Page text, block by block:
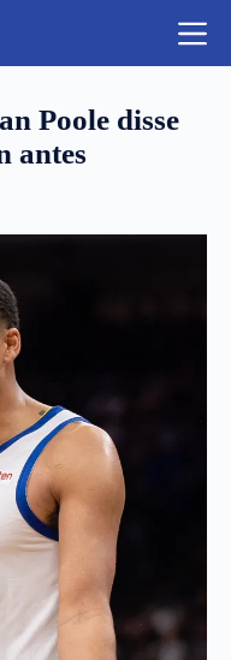
Poole disse
antes